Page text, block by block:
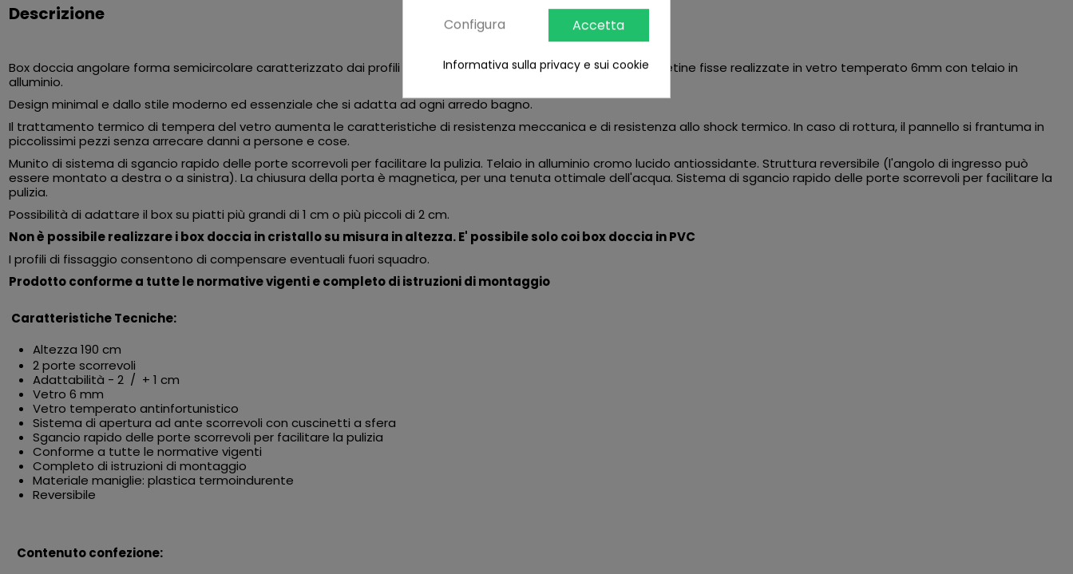
Descrizione
Box doccia angolare forma semicircolare caratterizzato dai profili squadrati con due ante scorrevoli e due paretine fisse realizzate in vetro temperato 6mm con telaio in
alluminio.
Design minimal e dallo stile moderno ed essenziale che si adatta ad ogni arredo bagno.
Il trattamento termico di tempera del vetro aumenta le caratteristiche di resistenza meccanica e di resistenza allo shock termico. In caso di rottura, il pannello si frantuma in
piccolissimi pezzi senza arrecare danni a persone e cose.
Munito di sistema di sgancio rapido delle porte scorrevoli per facilitare la pulizia. Telaio in alluminio cromo lucido antiossidante. Struttura reversibile (l'angolo di ingresso può
essere montato a destra o a sinistra). La chiusura della porta è magnetica, per una tenuta ottimale dell'acqua. Sistema di sgancio rapido delle porte scorrevoli per facilitare la
pulizia.
Possibilità di adattare il box su piatti più grandi di 1 cm o più piccoli di 2 cm.
Non è possibile realizzare i box doccia in cristallo su misura in altezza. E' possibile solo coi box doccia in PVC
I profili di fissaggio consentono di compensare eventuali fuori squadro.
Prodotto conforme a tutte le normative vigenti e completo di istruzioni di montaggio
Caratteristiche Tecniche:
Altezza 190 cm
2 porte scorrevoli
Adattabilità - 2 / + 1 cm
Vetro 6 mm
Vetro temperato antinfortunistico
Sistema di apertura ad ante scorrevoli con cuscinetti a sfera
Sgancio rapido delle porte scorrevoli per facilitare la pulizia
Conforme a tutte le normative vigenti
Completo di istruzioni di montaggio
Materiale maniglie: plastica termoindurente
Reversibile
Contenuto confezione:
Configura Accetta
Informativa sulla privacy e sui cookie